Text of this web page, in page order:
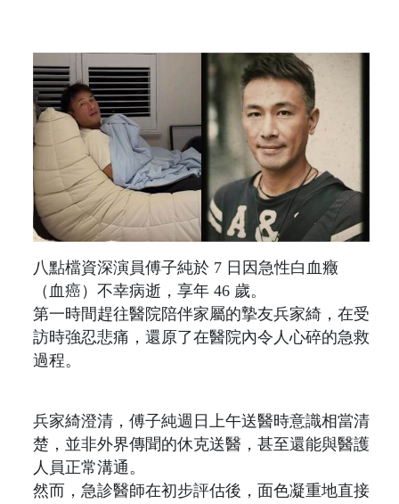
八點檔資深演員傅子純於 7 日因急性白血癥
（血癌）不幸病逝，享年 46 歲。
第一時間趕往醫院陪伴家屬的摯友兵家綺，在受
訪時強忍悲痛，還原了在醫院內令人心碎的急救
過程。
兵家綺澄清，傅子純週日上午送醫時意識相當清
楚，並非外界傳聞的休克送醫，甚至還能與醫護
人員正常溝通。
然而，急診醫師在初步評估後，面色凝重地直接